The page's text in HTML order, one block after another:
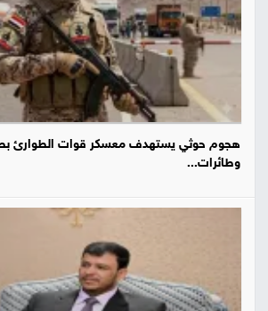
هجوم حوثي يستهدف معسكر قوات الطوارئ
وطائرات...